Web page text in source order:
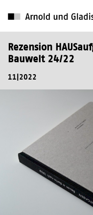
Rezension
Bauwelt 24/22
11|2022